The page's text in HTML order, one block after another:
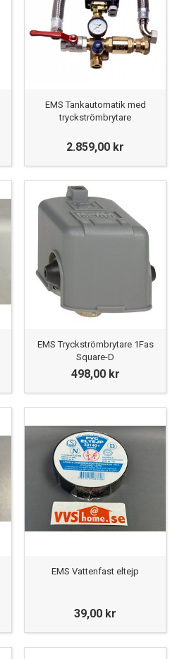
EMS Tankautomatik med
tryckströmbrytare
2.859,00 kr
EMS Tryckströmbrytare 1Fas
Square-D
498,00 kr
EMS Vattenfast eltejp
39,00 kr